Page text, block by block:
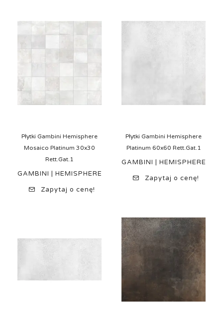
Płytki Gambini Hemisphere
Mosaico Platinum 30x30
Rett.Gat.1
GAMBINI | HEMISPHERE
Zapytaj o cenę!
Płytki Gambini Hemisphere
Platinum 60x60 Rett.Gat.1
GAMBINI | HEMISPHERE
Zapytaj o cenę!